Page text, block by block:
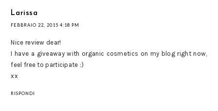
Larissa
FEBBRAIO 22, 2015 4:18 PM
Nice review dear!
I have a giveaway with organic cosmetics on my blog right now,
feel free to participate :)
xx
RISPONDI